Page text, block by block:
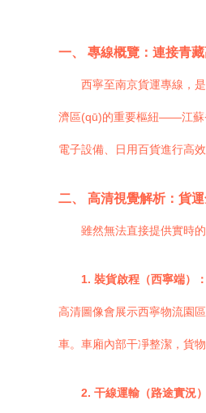
一、 專線概覽：連接青
西寧至南京貨運專線，
濟區(qū)的重要樞紐——江蘇
電子設備、日用百貨進行高
二、 高清視覺解析：貨
雖然無法直接提供實時
1. 裝貨啟程（西寧端）：
高清圖像會展示西寧物流園
車。車廂內部干凈整潔，貨
2. 干線運輸（路途實況）